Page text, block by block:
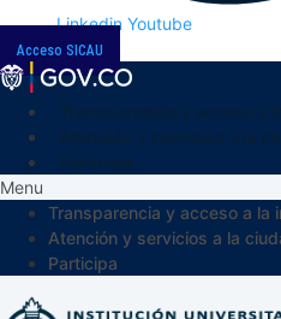
Linkedin Youtube
Acceso SICAU
Menu
Transparencia y acceso a la
Atención y servicios a la
Participa